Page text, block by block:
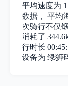
平均速度为
数据， 平均
次骑行不仅
消耗了
行时长
设备为 绿狮